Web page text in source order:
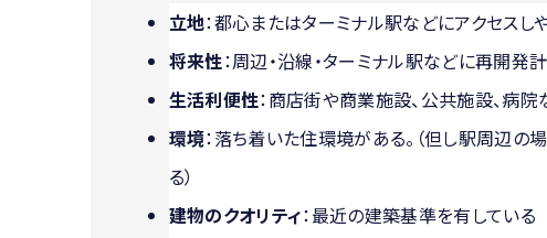
立地：都心またはターミナル駅などにアクセスし
将来性：周辺・沿線・ターミナル駅などに再開
生活利便性：商店街や商業施設、公共施設、病
環境：落ち着いた住環境がある。（但し駅周辺
る）
建物のクオリティ：最近の建築基準を有している